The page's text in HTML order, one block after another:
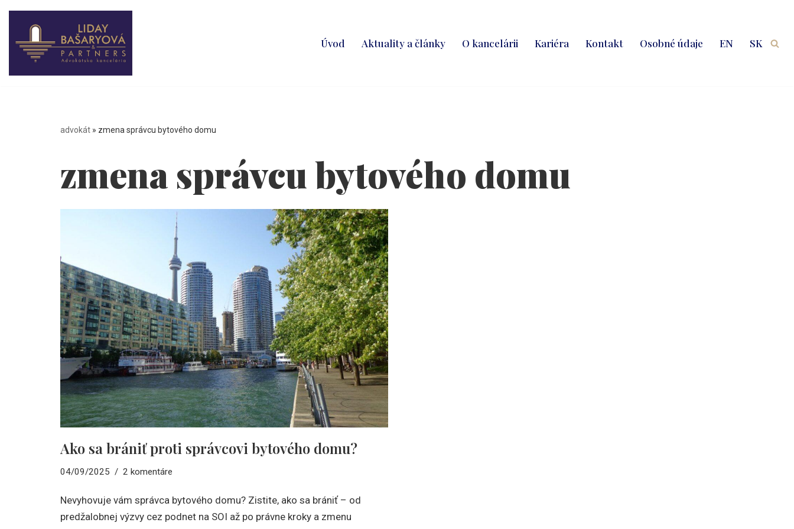
Preskočiť
Úvod Aktuality a články O kancelárii Kariéra Kontakt Osobné údaje EN SK
advokát » zmena správcu bytového domu
zmena správcu bytového domu
Ako sa brániť proti správcovi bytového domu?
04/09/2025 2 komentáre
Nevyhovuje vám správca bytového domu? Zistite, ako sa brániť – od
predžalobnej výzvy cez podnet na SOI až po právne kroky a zmenu